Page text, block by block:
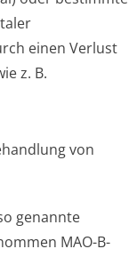
einen Verlust
z. B.
von
genannte
MAO-B-